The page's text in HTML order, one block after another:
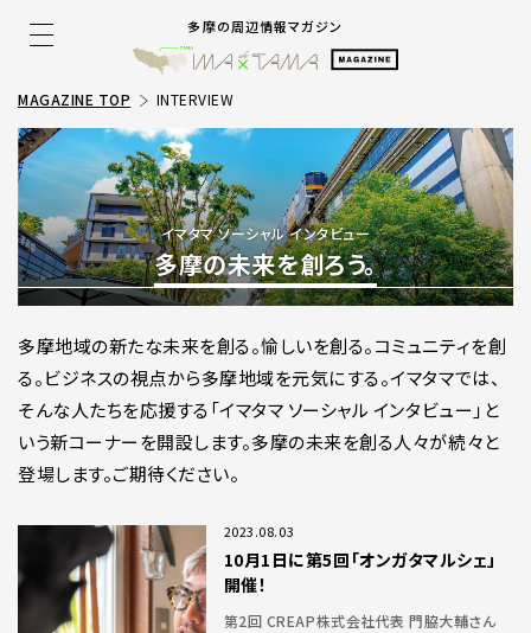
多摩の周辺情報マガジン
MAGAZINE TOP INTERVIEW
イマタマ ソーシャル インタビュー
多摩の未来を創ろう。
多摩地域の新たな未来を創る。愉しいを創る。コミュニティを創
る。ビジネスの視点から多摩地域を元気にする。イマタマでは、
そんな人たちを応援する「イマタマ ソーシャル インタビュー」と
いう新コーナーを開設します。多摩の未来を創る人々が続々と
登場します。ご期待ください。
2023.08.03
10月1日に第5回「オンガタマルシェ」
開催！
第2回 CREAP株式会社代表 門脇大輔さん